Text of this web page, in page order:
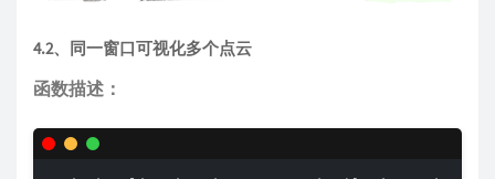
4.2、同一窗口可视化多个点云
函数描述：